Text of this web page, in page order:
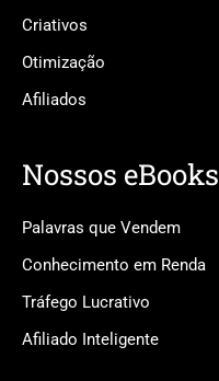
Criativos
Otimização
Afiliados
Nossos eBooks
Palavras que Vendem
Conhecimento em Renda
Tráfego Lucrativo
Afiliado Inteligente